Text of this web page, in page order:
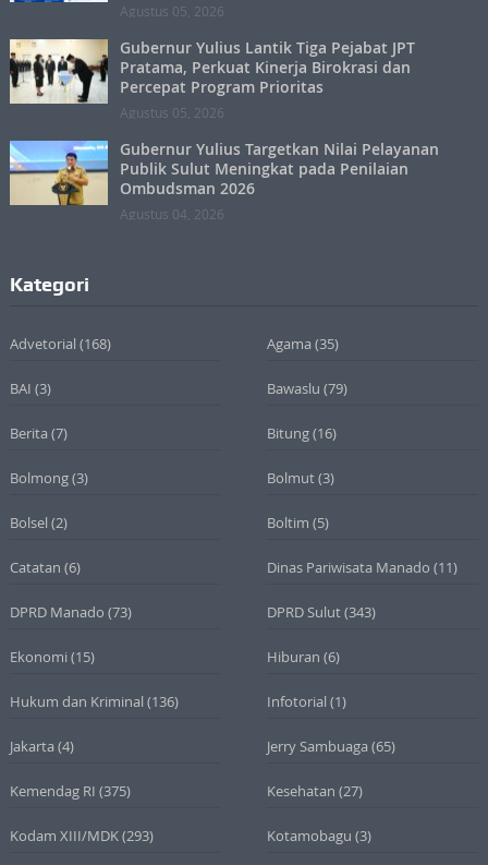
Agustus 05, 2026
Gubernur Yulius Lantik Tiga Pejabat JPT
Pratama, Perkuat Kinerja Birokrasi dan
Percepat Program Prioritas
Agustus 05, 2026
Gubernur Yulius Targetkan Nilai Pelayanan
Publik Sulut Meningkat pada Penilaian
Ombudsman 2026
Agustus 04, 2026
Kategori
Advetorial (168) Agama (35)
BAI (3) Bawaslu (79)
Berita (7) Bitung(16)
Bolmong(3) Bolmut(3)
Bolsel (2) Boltim (5)
Catatan (6) Dinas Pariwisata Manado (11)
DPRD Manado (73) DPRD Sulut(343)
Ekonomi (15) Hiburan (6)
Hukum dan Kriminal (136) Infotorial (1)
Jakarta (4) Jerry Sambuaga (65)
Kemendag RI (375) Kesehatan (27)
Kodam XIII/MDK(293) Kotamobagu (3)